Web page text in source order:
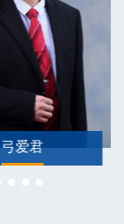
弓爱君